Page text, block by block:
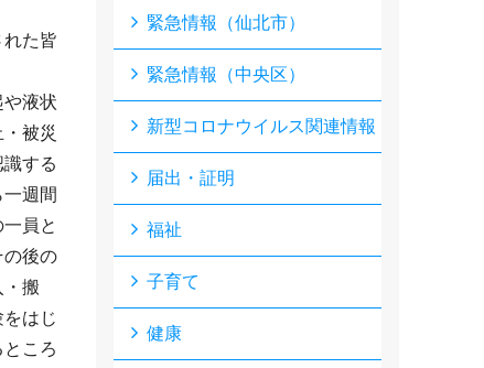
た皆
液状
被災
する
週間
員と
の後の
搬
はじ
ころ
緊急情報（仙北市）
緊急情報（中央区）
新型コロナウイルス関連情報
届出・証明
福祉
子育て
健康